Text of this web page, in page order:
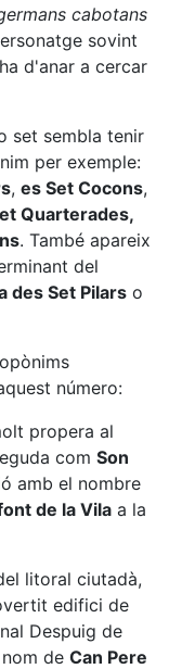
cabotans
sovint
d'anar a cercar
set sembla tenir
per exemple:
, es Set Cocons,
Quarterades,
. També apareix
del
des Set Pilars o
número:
propera al
com Son
amb el nombre
de la Vila a la
litoral ciutadà,
edifici de
Despuig de
de Can Pere